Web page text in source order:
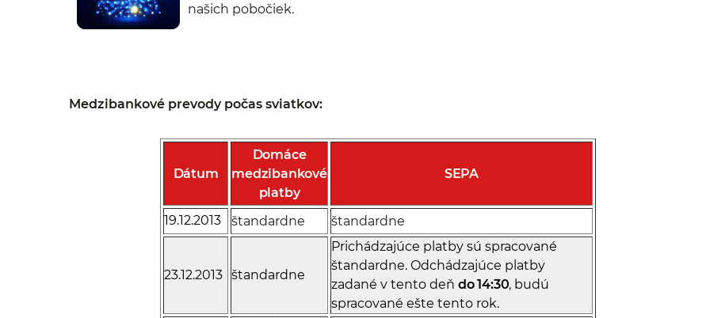
našich pobočiek.
Medzibankové prevody počas sviatkov:
Dátum
Domáce
medzibankové
platby
SEPA
19.12.2013 štandardne štandardne
23.12.2013 štandardne
Prichádzajúce platby sú spracované
štandardne. Odchádzajúce platby
zadané v tento deň do 14:30, budú
spracované ešte tento rok.